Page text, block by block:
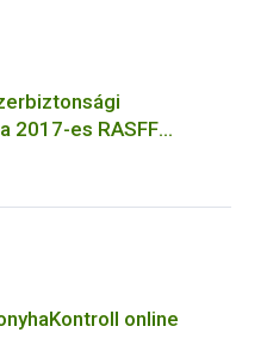
2017-es RASFF
online